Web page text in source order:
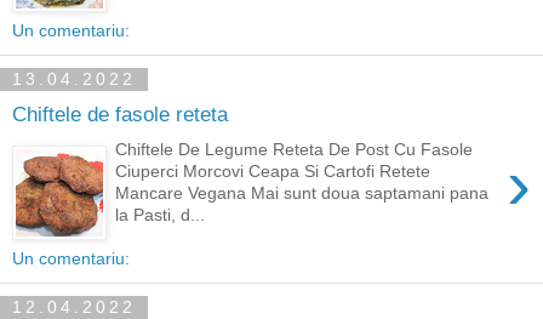
Un comentariu:
13.04.2022
Chiftele de fasole reteta
›
Chiftele De Legume Reteta De Post Cu Fasole
Ciuperci Morcovi Ceapa Si Cartofi Retete
Mancare Vegana Mai sunt doua saptamani pana
la Pasti, d...
Un comentariu:
12.04.2022